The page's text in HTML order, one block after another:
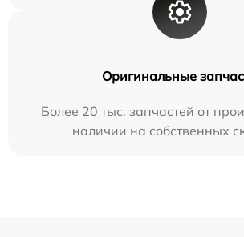
Оригинальные
Более 20 тыс. запчастей от
наличии на собственных